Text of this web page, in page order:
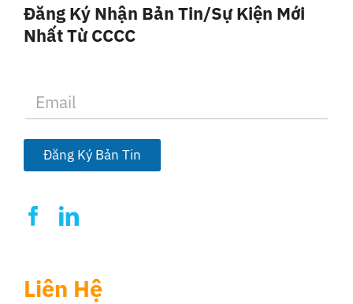
Đăng Ký Nhận Bản Tin/sự Kiện Mới
Nhất Từ CCCC
a
i
*
Đăng Ký Bản Tin
Liên Hệ